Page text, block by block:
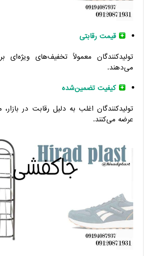
قیمت رقابتی
تولیدکنندگان معمولاً تخفیف‌های ویژه‌ای
می‌دهند.
کیفیت تضمین‌شده
تولیدکنندگان اغلب به دلیل رقابت در
عرضه می‌کنند.